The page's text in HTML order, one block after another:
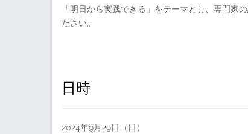
「明日から実践できる」をテーマとし、専門家
ださい。
日時
2024年9月29日（日）